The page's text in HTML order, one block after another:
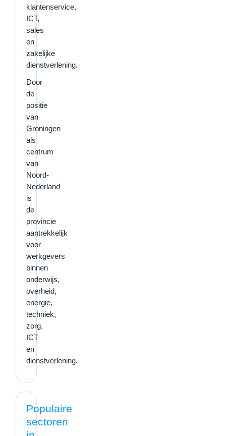
klantenservice,
ICT,
sales
en
zakelijke
dienstverlening.
Door
de
positie
van
Groningen
als
centrum
van
Noord-
Nederland
is
de
provincie
aantrekkelijk
voor
werkgevers
binnen
onderwijs,
overheid,
energie,
techniek,
zorg,
ICT
en
dienstverlening.
Populaire
sectoren